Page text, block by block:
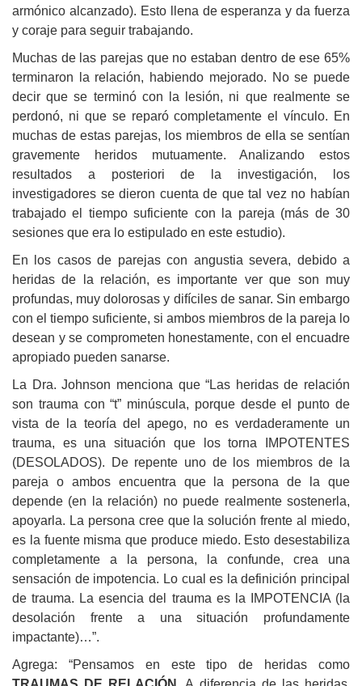
armónico alcanzado). Esto llena de esperanza y da fuerza
y coraje para seguir trabajando.
Muchas de las parejas que no estaban dentro de ese 65%
terminaron la relación, habiendo mejorado. No se puede
decir que se terminó con la lesión, ni que realmente se
perdonó, ni que se reparó completamente el vínculo. En
muchas de estas parejas, los miembros de ella se sentían
gravemente heridos mutuamente. Analizando estos
resultados a posteriori de la investigación, los
investigadores se dieron cuenta de que tal vez no habían
trabajado el tiempo suficiente con la pareja (más de 30
sesiones que era lo estipulado en este estudio).
En los casos de parejas con angustia severa, debido a
heridas de la relación, es importante ver que son muy
profundas, muy dolorosas y difíciles de sanar. Sin embargo
con el tiempo suficiente, si ambos miembros de la pareja lo
desean y se comprometen honestamente, con el encuadre
apropiado pueden sanarse.
La Dra. Johnson menciona que “Las heridas de relación
son trauma con “t” minúscula, porque desde el punto de
vista de la teoría del apego, no es verdaderamente un
trauma, es una situación que los torna IMPOTENTES
(DESOLADOS). De repente uno de los miembros de la
pareja o ambos encuentra que la persona de la que
depende (en la relación) no puede realmente sostenerla,
apoyarla. La persona cree que la solución frente al miedo,
es la fuente misma que produce miedo. Esto desestabiliza
completamente a la persona, la confunde, crea una
sensación de impotencia. Lo cual es la definición principal
de trauma. La esencia del trauma es la IMPOTENCIA (la
desolación frente a una situación profundamente
impactante)…”.
Agrega: “Pensamos en este tipo de heridas como